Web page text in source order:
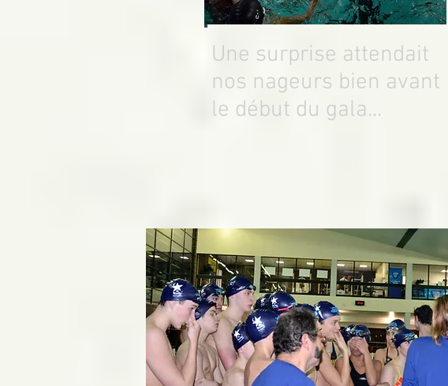
Une surprise attendait
nos nageurs bien avant
le début du gala...